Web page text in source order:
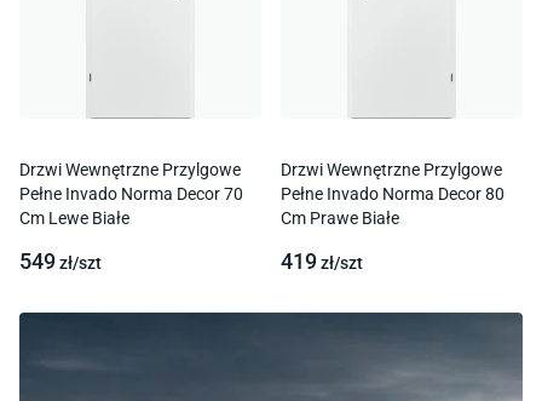
Drzwi Wewnętrzne Przylgowe
Pełne Invado Norma Decor 70
Cm Lewe Białe
549zł/szt
Drzwi Wewnętrzne Przylgowe
Pełne Invado Norma Decor 80
Cm Prawe Białe
419zł/szt